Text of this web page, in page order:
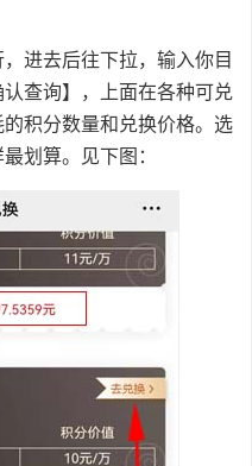
进去后往下拉，输入你目
查询】，上面在各种可兑
积分数量和兑换价格。选
划算。见下图：